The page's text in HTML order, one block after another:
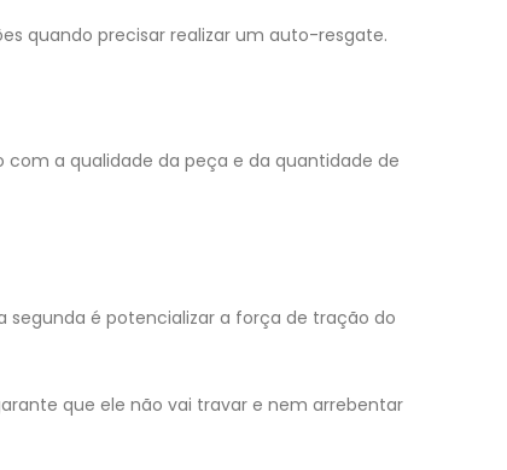
quando precisar realizar um auto-resgate.
com a qualidade da peça e da quantidade de
é potencializar a força de tração do
que ele não vai travar e nem arrebentar